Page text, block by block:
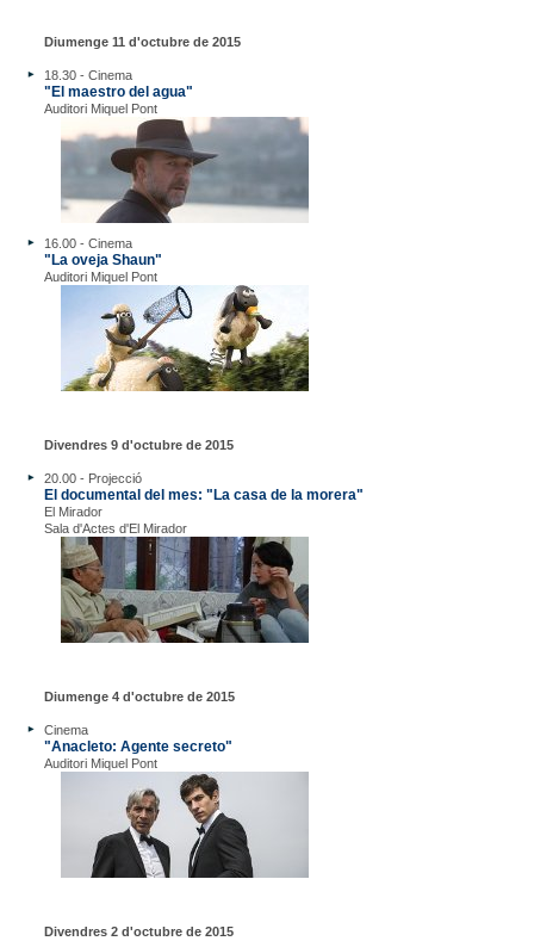
Diumenge 11 d'octubre de 2015
18.30 - Cinema
"El maestro del agua"
Auditori Miquel Pont
16.00 - Cinema
"La oveja Shaun"
Auditori Miquel Pont
Divendres 9 d'octubre de 2015
20.00 - Projecció
El documental del mes: "La casa de la morera"
El Mirador
Sala d'Actes d'El Mirador
Diumenge 4 d'octubre de 2015
Cinema
"Anacleto: Agente secreto"
Auditori Miquel Pont
Divendres 2 d'octubre de 2015